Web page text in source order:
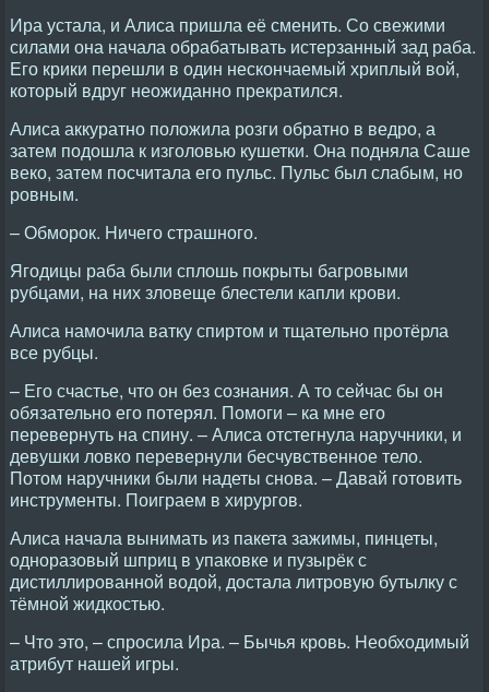
Ира устала, и Алиса пришла её сменить. Со свежими
силами она начала обрабатывать истерзанный зад раба.
Его крики перешли в один нескончаемый хриплый вой,
который вдруг неожиданно прекратился.
Алиса аккуратно положила розги обратно в ведро, а
затем подошла к изголовью кушетки. Она подняла Саше
веко, затем посчитала его пульс. Пульс был слабым, но
ровным.
– Обморок. Hичего страшного.
Ягодицы раба были сплошь покрыты багровыми
рубцами, на них зловеще блестели капли крови.
Алиса намочила ватку спиртом и тщательно протёрла
все рубцы.
– Его счастье, что он без сознания. А то сейчас бы он
обязательно его потерял. Помоги – ка мне его
перевернуть на спину. – Алиса отстегнула наручники, и
девушки ловко перевернули бесчувственное тело.
Потом наручники были надеты снова. – Давай готовить
инструменты. Поиграем в хирургов.
Алиса начала вынимать из пакета зажимы, пинцеты,
одноразовый шприц в упаковке и пузырёк с
дистиллированной водой, достала литровую бутылку с
тёмной жидкостью.
– Что это, – спросила Ира. – Бычья кровь. Hеобходимый
атрибут нашей игры.